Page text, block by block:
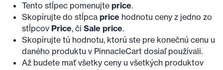
Tento stĺpec pomenujte price.
Skopírujte do stĺpca price hodnotu ceny z jedno zo
stĺpcov Price, či Sale price.
Skopírujte tú hodnotu, ktorú ste pre konečnú cenu u
daného produktu v PinnacleCart dosiaľ používali.
Až budete mať všetky ceny u všetkých produktov